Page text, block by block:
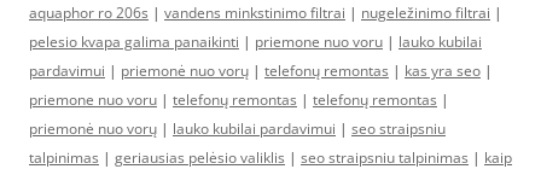
aquaphor ro 206s | vandens minkstinimo filtrai | nugeležinimo filtrai |
pelesio kvapa galima panaikinti | priemone nuo voru | lauko kubilai
pardavimui | priemonė nuo vorų | telefonų remontas | kas yra seo |
priemone nuo voru | telefonų remontas | telefonų remontas |
priemonė nuo vorų | lauko kubilai pardavimui | seo straipsniu
talpinimas | geriausias pelėsio valiklis | seo straipsniu talpinimas | kaip